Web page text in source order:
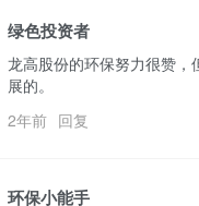
绿色投资者
龙高股份的环保努力很赞
展的。
2年前 回复
环保小能手